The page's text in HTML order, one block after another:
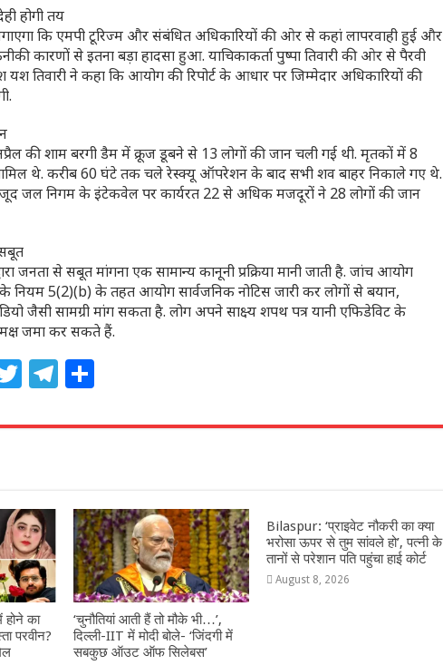
होगी तय
कि एमपी टूरिज्म और संबंधित अधिकारियों की ओर से कहां लापरवाही हुई और
कारणों से इतना बड़ा हादसा हुआ. याचिकाकर्ता पुष्पा तिवारी की ओर से पैरवी
तिवारी ने कहा कि आयोग की रिपोर्ट के आधार पर जिम्मेदार अधिकारियों की
की शाम बरगी डैम में क्रूज डूबने से 13 लोगों की जान चली गई थी. मृतकों में 8
थे. करीब 60 घंटे तक चले रेस्क्यू ऑपरेशन के बाद सभी शव बाहर निकाले गए थे.
जल निगम के इंटेकवेल पर कार्यरत 22 से अधिक मजदूरों ने 28 लोगों की जान
जनता से सबूत मांगना एक सामान्य कानूनी प्रक्रिया मानी जाती है. जांच आयोग
नियम 5(2)(b) के तहत आयोग सार्वजनिक नोटिस जारी कर लोगों से बयान,
जैसी सामग्री मांग सकता है. लोग अपने साक्ष्य शपथ पत्र यानी एफिडेविट के
जमा कर सकते हैं.
T
itt
T
e
m
ar
होने का
परवीन?
‘चुनौतियां आती हैं तो मौके भी…’,
दिल्ली-IIT में मोदी बोले- ‘जिंदगी में
सबकुछ ऑउट ऑफ सिलेबस’
Bilaspur: ‘प्राइवेट नौकरी का क्या
भरोसा ऊपर से तुम सांवले हो’, पत्नी के
तानों से परेशान पति पहुंचा हाई कोर्ट
August 8, 2026